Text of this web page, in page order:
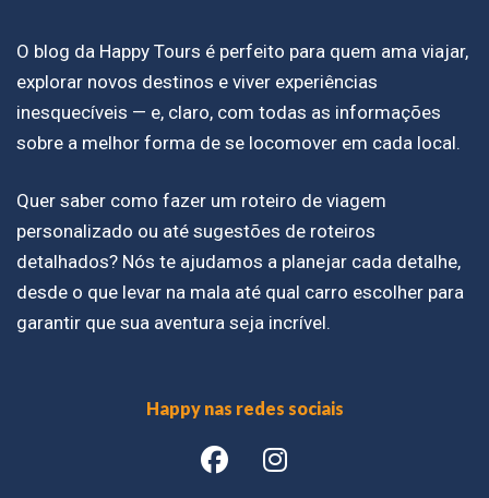
O blog da Happy Tours é perfeito para quem ama viajar,
explorar novos destinos e viver experiências
inesquecíveis — e, claro, com todas as informações
sobre a melhor forma de se locomover em cada local.
Quer saber como fazer um roteiro de viagem
personalizado ou até sugestões de roteiros
detalhados? Nós te ajudamos a planejar cada detalhe,
desde o que levar na mala até qual carro escolher para
garantir que sua aventura seja incrível.
Happy nas redes sociais